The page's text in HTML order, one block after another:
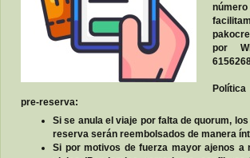
por
pre-reserva:
Si se anula el viaje por falta de quorum,
reserva serán reembolsados de manera
Si por motivos de fuerza mayor ajenos a